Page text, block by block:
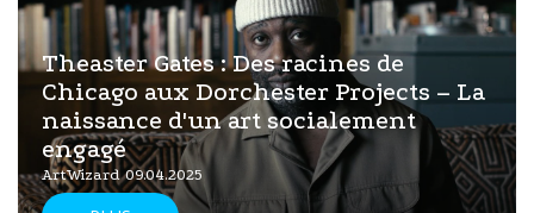
Theaster Gates : Des racines de
Chicago aux Dorchester Projects – La
naissance d'un art socialement
engagé
ArtWizard 09.04.2025